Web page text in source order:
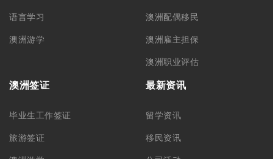
语言学习
澳洲游学
澳洲配偶移民
澳洲雇主担保
澳洲职业评估
澳洲签证
毕业生工作签证
旅游签证
最新资讯
留学资讯
移民资讯